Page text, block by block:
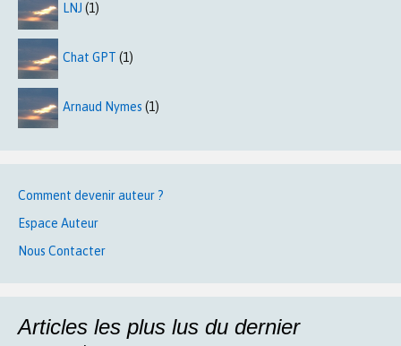
LNJ (1)
Chat GPT (1)
Arnaud Nymes (1)
Comment devenir auteur ?
Espace Auteur
Nous Contacter
Articles les plus lus du dernier